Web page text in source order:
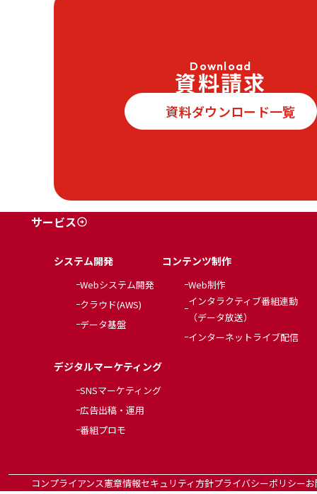
Download
資料請求
資料ダウンロード一覧
サービス
システム開発
Webシステム開発
クラウド(AWS)
データ基盤
デジタルマーケティング
SNSマーケティング
広告出稿・運用
番組プロモ
コンテンツ制作
Web制作
インタラクティブ番組連動
（データ放送）
インターネットライブ配信
コンプライアンス憲章情報セキュリティ方針プライバシーポリシー